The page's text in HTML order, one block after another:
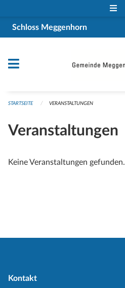
Schloss Meggenhorn
STARTSEITE VERANSTALTUNGEN
Veranstaltungen
Keine Veranstaltungen gefunden.
Kontakt